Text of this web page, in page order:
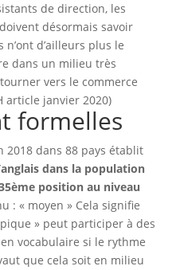
de direction, les
désormais savoir
d’ailleurs plus le
dans un milieu très
vers le commerce
article janvier 2020)
formelles
2018 dans 88 pays établit
dans la population
position au niveau
: « moyen » Cela signifie
» peut participer à des
vocabulaire si le rythme
que cela soit en milieu